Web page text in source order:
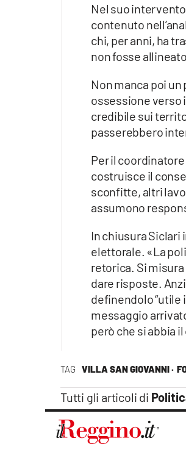
TAG VILLA SAN GIOVANNI ·
Tutti gli articoli di
Nel suo
contenuto
chi, per anni, ha
non fosse
Non manca poi
ossessione verso
credibile sui
passerebbero
Per il
costruisce il
sconfitte, altri
assumono
In chiusura Siclari
elettorale. «La
retorica. Si
dare risposte.
definendolo “utile
messaggio
però che si abbia